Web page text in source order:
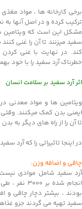
برخی کارخانه ها ، مواد
ترکیب کرده و در اصل آنها به
مشکل این است که ویتامین
سفید میزنند تا آن را غنی
کند. در نهایت با غنی
خطرناک آرد سفید را با خود
اثر آرد سفید بر سلامت انسان
ویتامین ها و مواد معدنی
ایمنی بدن کمک میکنند.
تا آن را از راه های دیگر به
در اینجا تاثیراتی را که آرد
چاقی و اضافه وزن:
آرد سفید شامل موادی
بودند ، بیشتر دچار چاقی و
سفید تهیه می گردند جزو